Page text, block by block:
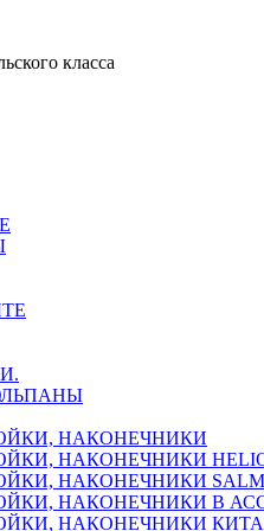
класса
НАКОНЕЧНИКИ
НАКОНЕЧНИКИ
НАКОНЕЧНИКИ
НАКОНЕЧНИКИ В
НАКОНЕЧНИКИ